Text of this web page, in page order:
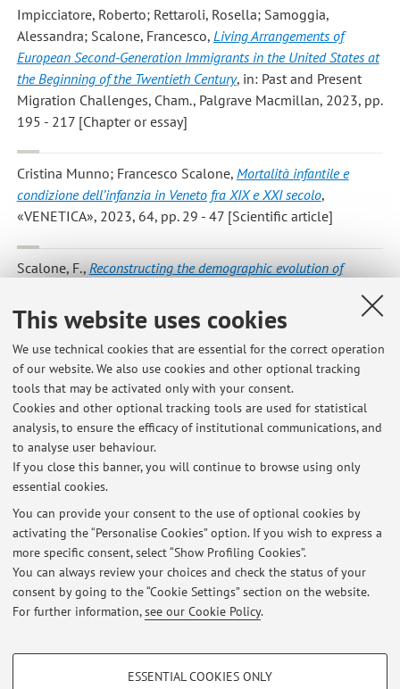
This website uses cookies
We use technical cookies that are essential for the correct operation
of our website. We also use cookies and other optional tracking
tools that may be activated only with your consent.
Cookies and other optional tracking tools are used for statistical
analysis, to ensure the efficacy of institutional communications, and
to analyse user behaviour.
If you close this banner, you will continue to browse using only
essential cookies.
You can provide your consent to the use of optional cookies by
activating the “Personalise Cookies” option. If you wish to express a
more specific consent, select “Show Profiling Cookies”.
You can always review your choices and check the status of your
consent by going to the “Cookie Settings” section on the website.
For further information,see our Cookie Policy.
PROFILING COOKIES - OPTIONAL
ESSENTIAL COOKIES ONLY
Impicciatore, Roberto; Rettaroli, Rosella; Samoggia,
Alessandra; Scalone, Francesco, Living Arrangements of
European Second-Generation Immigrants in the United States at
the Beginning of the Twentieth Century, in: Past and Present
Migration Challenges, Cham., Palgrave Macmillan, 2023, pp.
195 - 217 [Chapter or essay]
Cristina Munno; Francesco Scalone, Mortalità infantile e
condizione dell’infanzia in Veneto fra XIX e XXI secolo,
«VENETICA», 2023, 64, pp. 29 - 47 [Scientific article]
Scalone, F., Reconstructing the demographic evolution of
ECONOMICA», 2023, 39, pp. 233 - 260 [Scientific article]
Open Access
1 2 3 4 5
Publications prior to 2004
Latest news
At the moment no news are available.